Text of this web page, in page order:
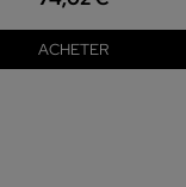
ACHETER